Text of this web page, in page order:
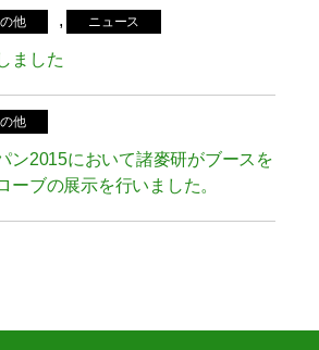
他 , ニュース
ました
他
ン2015において諸麥研がブースを
ーブの展示を行いました。